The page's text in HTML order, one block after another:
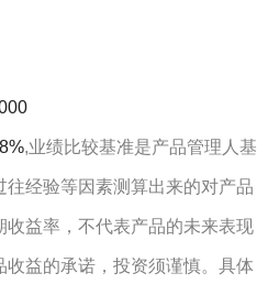
,业绩比较基准是产品管理人基
经验等因素测算出来的对产品
益率，不代表产品的未来表现
益的承诺，投资须谨慎。具体